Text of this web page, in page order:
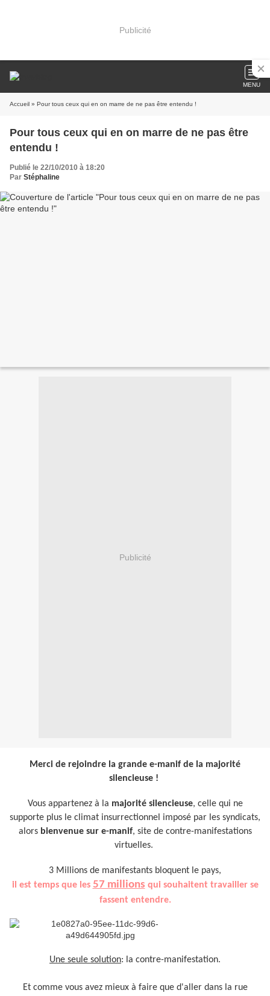
Publicité
MENU
Accueil » Pour tous ceux qui en on marre de ne pas être entendu !
Pour tous ceux qui en on marre de ne pas être
entendu !
Publié le 22/10/2010 à 18:20
Par Stéphaline
Publicité
Merci de rejoindre la grande e-manif de la majorité
silencieuse !
Vous appartenez à la majorité silencieuse, celle qui ne
supporte plus le climat insurrectionnel imposé par les syndicats,
alors bienvenue sur e-manif, site de contre-manifestations
virtuelles.
3 Millions de manifestants bloquent le pays,
il est temps que les 57 millions qui souhaitent travailler se
fassent entendre.
Une seule solution: la contre-manifestation.
Et comme vous avez mieux à faire que d'aller dans la rue